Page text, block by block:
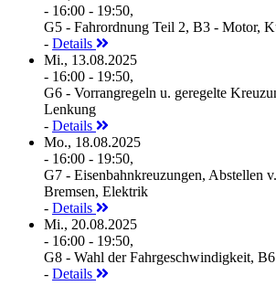
- 16:00 - 19:50,
G5 - Fahrordnung Teil 2, B3 - Motor,
- Details
Mi., 13.08.2025
- 16:00 - 19:50,
G6 - Vorrangregeln u. geregelte
Lenkung
- Details
Mo., 18.08.2025
- 16:00 - 19:50,
G7 - Eisenbahnkreuzungen, Abstellen
Bremsen, Elektrik
- Details
Mi., 20.08.2025
- 16:00 - 19:50,
G8 - Wahl der Fahrgeschwindigkeit,
- Details